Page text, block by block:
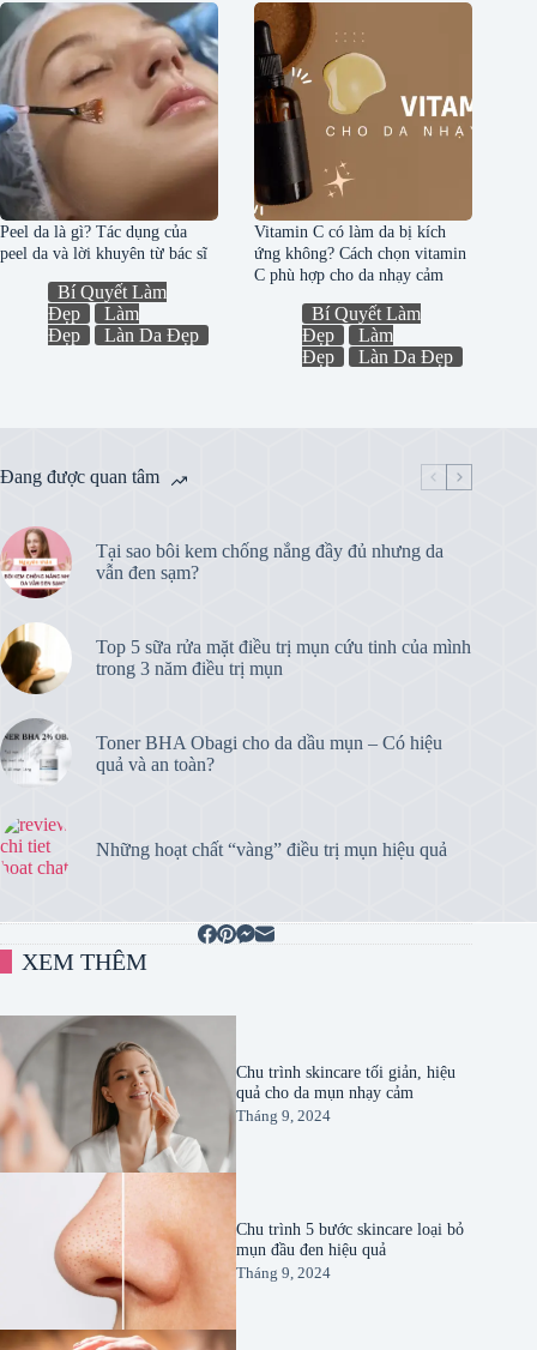
Peel da là gì? Tác dụng của
peel da và lời khuyên từ bác sĩ
Bí Quyết Làm
Đẹp
Làm
Đẹp
Làn Da Đẹp
Vitamin C có làm da bị kích
ứng không? Cách chọn vitamin
C phù hợp cho da nhạy cảm
Bí Quyết Làm
Đẹp
Làm
Đẹp
Làn Da Đẹp
Đang được quan tâm
Tại sao bôi kem chống nắng đầy đủ nhưng da
vẫn đen sạm?
Top 5 sữa rửa mặt điều trị mụn cứu tinh của mình
trong 3 năm điều trị mụn
Toner BHA Obagi cho da dầu mụn – Có hiệu
quả và an toàn?
Những hoạt chất “vàng” điều trị mụn hiệu quả
XEM THÊM
Chu trình skincare tối giản, hiệu
quả cho da mụn nhạy cảm
Tháng 9, 2024
Chu trình 5 bước skincare loại bỏ
mụn đầu đen hiệu quả
Tháng 9, 2024